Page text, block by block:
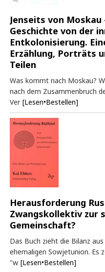
Jenseits von Moskau
Geschichte von der
Entkolonisierung.
Erzählung, Porträts
Teilen
Was kommt nach Moskau?
nach dem Zusammenbruch
Ver [Lesen•Bestellen]
Herausforderung
Zwangskollektiv zur
Gemeinschaft?
Das Buch zieht die Bilanz
ehemaligen Sowjetunion. Es
"w [Lesen•Bestellen]